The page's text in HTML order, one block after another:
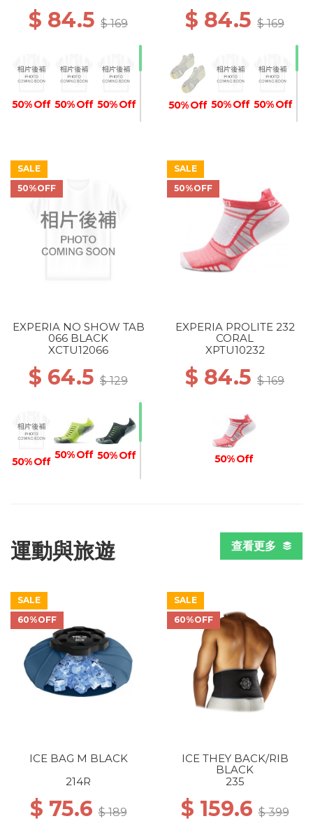
$ 84.5 $ 169
50% Off 50% Off 50% Off
50% Off 50% Off
50% Off
$ 84.5 $ 169
50% Off 50% Off 50% Off
50% Off 50% Off
50% Off 50% Off
SALE
50%OFF
EXPERIA NO SHOW TAB
066 BLACK
XCTU12066
$ 64.5 $ 129
50% Off
50% Off 50% Off
SALE
50%OFF
EXPERIA PROLITE 232
CORAL
XPTU10232
$ 84.5 $ 169
50% Off
運動與旅遊 查看更多
SALE
60%OFF
ICE BAG M BLACK
214R
$ 75.6$ 189
SALE
60%OFF
ICE THEY BACK/RIB
BLACK
235
$ 159.6$ 399